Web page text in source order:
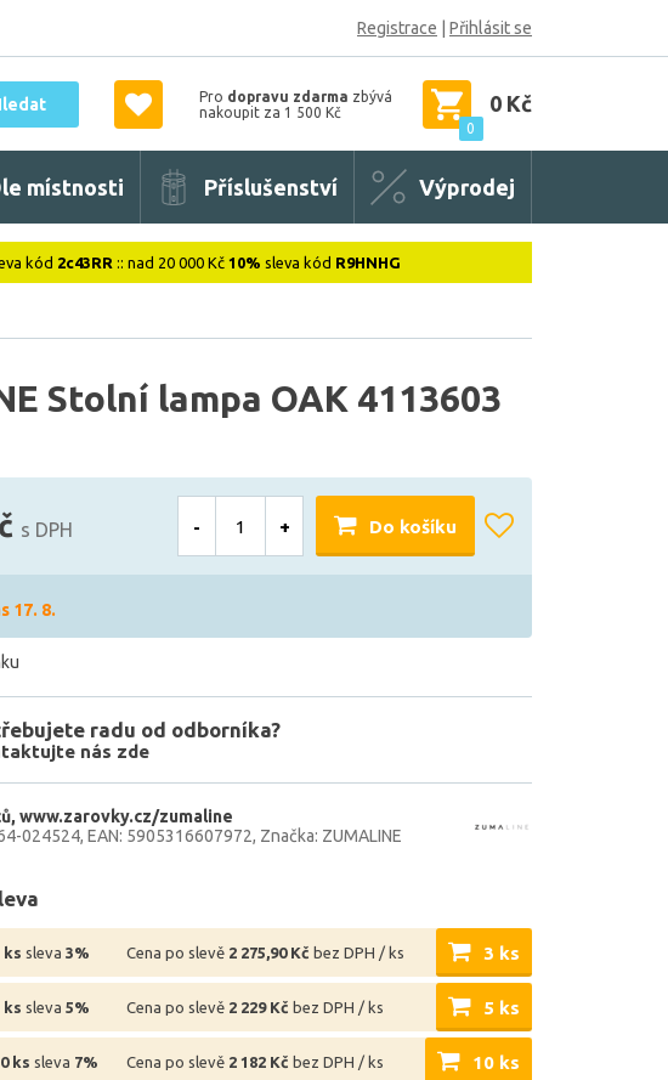
Registrace Přihlásit se
Pro dopravu zdarma zbývá
nakoupit za 1 500 Kč
0
0 Kč
místnosti Příslušenství Výprodej
kód 2c43RR :: nad 20 000 Kč 10% sleva kód R9HNHG
Stolní lampa OAK 4113603
s DPH - + Do košíku
17. 8.
radu od odborníka?
nás zde
www.zarovky.cz/zumaline
024524 EAN: 5905316607972 Značka: ZUMALINE
ks sleva 3% Cena po slevě 2 275,90 Kč bez DPH / ks 3 ks
ks sleva 5% Cena po slevě 2 229 Kč bez DPH / ks 5 ks
ks sleva 7% Cena po slevě 2 182 Kč bez DPH / ks 10 ks